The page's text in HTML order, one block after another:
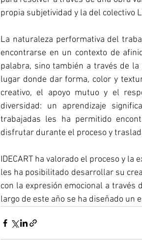
propia subjetividad y la del colectivo
La naturaleza performativa del
encontrarse en un contexto de
palabra, sino también a través de
lugar donde dar forma, color y
creativo, el apoyo mutuo y el
diversidad: un aprendizaje
trabajadas les ha permitido
disfrutar durante el proceso y
IDECART ha valorado el proceso y
les ha posibilitado desarrollar su
con la expresión emocional a través
largo de este año se ha diseñado un